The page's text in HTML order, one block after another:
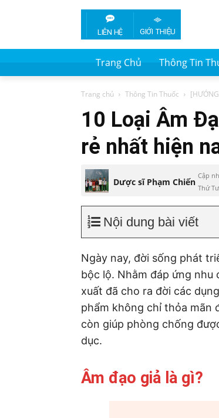
LIÊN HỆ GIỚI THIỆU
Trang Chủ Thông Tin
Trang chủ Thông Tin Thuốc
10 Loại Âm
rẻ nhất hiện
Dược sĩ Phạm Chiến
Cập
Thứ
Nội dung bài viết
Ngày nay, đời sống phát
bộc lộ. Nhằm đáp ứng nhu
xuất đã cho ra đời các
phẩm không chỉ thỏa mãn
còn giúp phòng chống
dục.
Âm đạo giả là gì?